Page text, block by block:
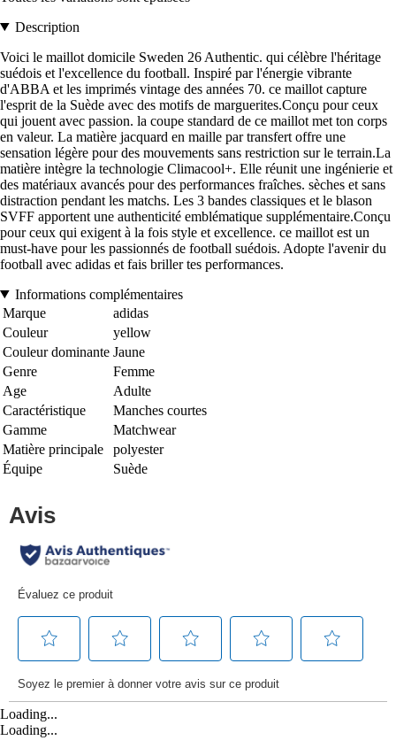
Description
Voici le maillot domicile Sweden 26 Authentic. qui célèbre l'héritage
suédois et l'excellence du football. Inspiré par l'énergie vibrante
d'ABBA et les imprimés vintage des années 70. ce maillot capture
l'esprit de la Suède avec des motifs de marguerites.Conçu pour ceux
qui jouent avec passion. la coupe standard de ce maillot met ton corps
en valeur. La matière jacquard en maille par transfert offre une
sensation légère pour des mouvements sans restriction sur le terrain.La
matière intègre la technologie Climacool+. Elle réunit une ingénierie et
des matériaux avancés pour des performances fraîches. sèches et sans
distraction pendant les matchs. Les 3 bandes classiques et le blason
SVFF apportent une authenticité emblématique supplémentaire.Conçu
pour ceux qui exigent à la fois style et excellence. ce maillot est un
must-have pour les passionnés de football suédois. Adopte l'avenir du
football avec adidas et fais briller tes performances.
Informations complémentaires
Marque
adidas
Couleur
yellow
Couleur dominante Jaune
Genre
Femme
Age
Adulte
Caractéristique
Manches courtes
Gamme
Matchwear
Matière principale
polyester
Équipe
Suède
Loading...
Loading...